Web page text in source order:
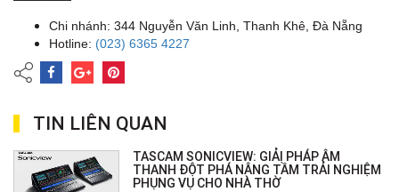
Chi nhánh: 344 Nguyễn Văn Linh, Thanh Khê, Đà Nẵng
Hotline: (023) 6365 4227
TIN LIÊN QUAN
TASCAM SONICVIEW: GIẢI PHÁP ÂM
THANH ĐỘT PHÁ NÂNG TẦM TRẢI NGHIỆM
PHỤNG VỤ CHO NHÀ THỜ